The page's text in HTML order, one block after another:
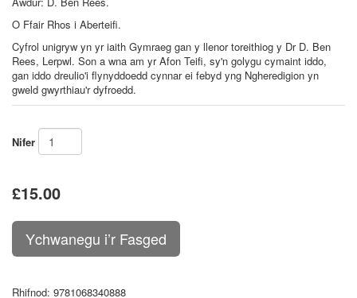
O Ffair Rhos i Aberteifi.
Cyfrol unigryw yn yr iaith Gymraeg gan y llenor toreithiog y Dr D. Ben
Rees, Lerpwl. Son a wna am yr Afon Teifi, sy'n golygu cymaint iddo,
gan iddo dreulio'i flynyddoedd cynnar ei febyd yng Ngheredigion yn
gweld gwyrthiau'r dyfroedd.
Nifer
£15.00
Rhifnod: 9781068340888